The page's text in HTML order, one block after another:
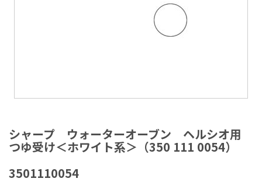
シャープ ウォーターオーブン ヘルシオ用
つゆ受け＜ホワイト系＞（350 111 0054）
3501110054
メ
ー
ジ
ャ